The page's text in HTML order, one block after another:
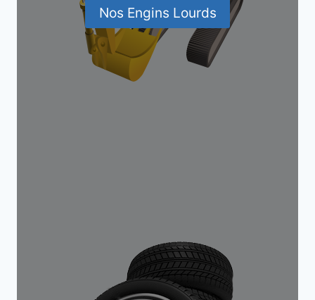
Nos Engins Lourds